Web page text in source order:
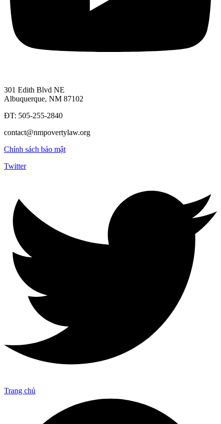
301 Edith Blvd NE
Albuquerque, NM 87102
ĐT: 505-255-2840
contact@nmpovertylaw.org
Chính sách bảo mật
Twitter
Trang chủ